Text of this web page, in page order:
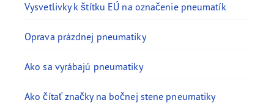
Vysvetlivky k štítku EÚ na označenie pneumatík
Oprava prázdnej pneumatiky
Ako sa vyrábajú pneumatiky
Ako čítať značky na bočnej stene pneumatiky